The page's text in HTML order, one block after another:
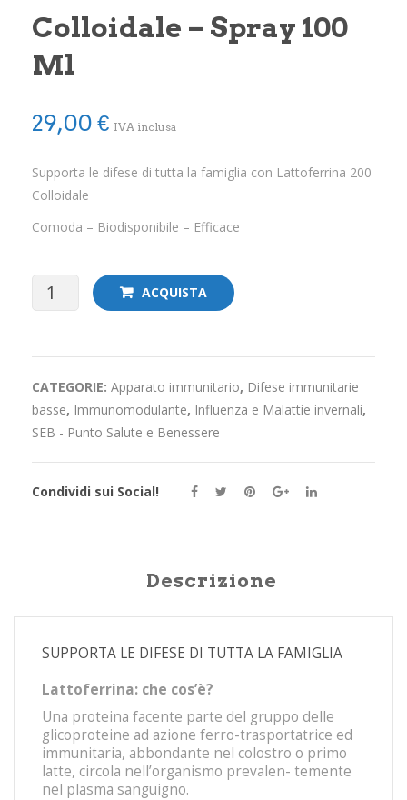
Consulenze
Sport
Tempo Libero
CHI SIAMO
BLOG SALUTE
AREA RISERVATA
BAGNO
Colloidale – Spray 100
Ml
29,00 € IVA inclusa
Supporta le difese di tutta la famiglia con Lattoferrina 200
Colloidale
Comoda – Biodisponibile – Efficace
Lattoferrina
Colloidale
-
Spray
100
ml
ACQUISTA
CATEGORIE: Apparato immunitario, Difese immunitarie
basse, Immunomodulante, Influenza e Malattie invernali,
SEB - Punto Salute e Benessere
Condividi sui Social!
Descrizione
SUPPORTA LE DIFESE DI TUTTA LA FAMIGLIA
Lattoferrina: che cos’è?
Una proteina facente parte del gruppo delle
glicoproteine ad azione ferro-trasportatrice ed
immunitaria, abbondante nel colostro o primo
latte, circola nell’organismo prevalen- temente
nel plasma sanguigno.